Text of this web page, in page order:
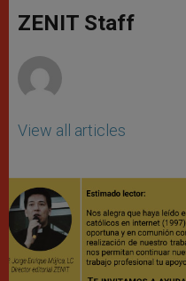
p
p
g
e
o
k
ZENIT Staff
View all articles